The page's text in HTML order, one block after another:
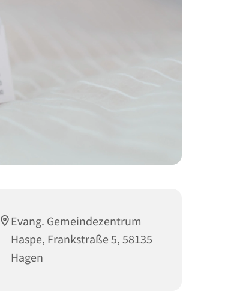
Evang. Gemeindezentrum
Haspe, Frankstraße 5, 58135
Hagen